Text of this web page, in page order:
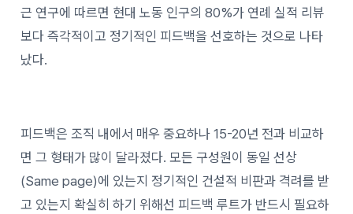
근 연구에 따르면 현대 노동 인구의 80%가 연례 실적 리뷰
보다 즉각적이고 정기적인 피드백을 선호하는 것으로 나타
났다.
피드백은 조직 내에서 매우 중요하나 15-20년 전과 비교하
면 그 형태가 많이 달라졌다. 모든 구성원이 동일 선상
(Same page)에 있는지 정기적인 건설적 비판과 격려를 받
고 있는지 확실히 하기 위해선 피드백 루트가 반드시 필요하